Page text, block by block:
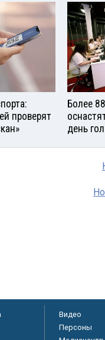
проверят
Более
день
Видео
Персоны